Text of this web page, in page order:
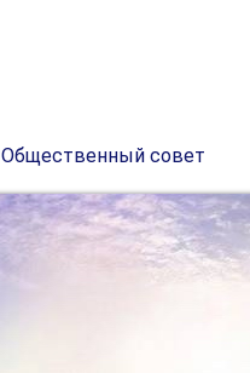
Общественный совет